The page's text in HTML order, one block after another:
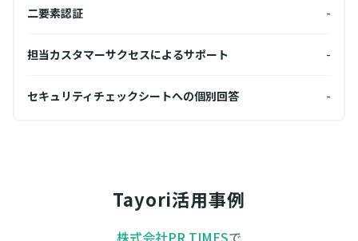
二要素認証 -
担当カスタマーサクセスによるサポート -
セキュリティチェックシートへの個別回答 -
Tayori活用事例
株式会社PR TIMESで